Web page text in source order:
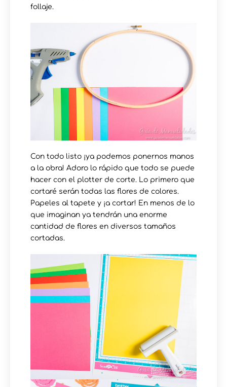
follaje.
Con todo listo ¡ya podemos ponernos manos
a la obra! Adoro lo rápido que todo se puede
hacer con el plotter de corte. Lo primero que
cortaré serán todas las flores de colores.
Papeles al tapete y ¡a cortar! En menos de lo
que imaginan ya tendrán una enorme
cantidad de flores en diversos tamaños
cortadas.